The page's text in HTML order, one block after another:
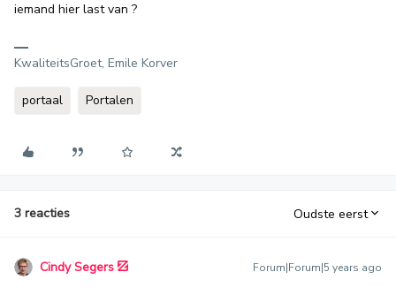
iemand hier last van ?
KwaliteitsGroet, Emile Korver
portaal Portalen
3 reacties Oudste eerst
Cindy Segers Forum|Forum|5 years ago